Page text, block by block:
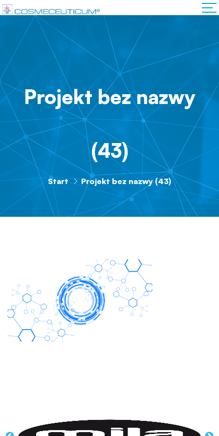
Projekt bez nazwy
(43)
Start Projekt bez nazwy (43)